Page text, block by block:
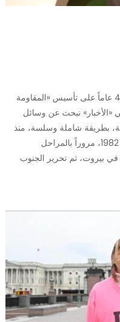
قبل ثلاثة أعوام، وفي أجواء ذكرى مرور 40 عاماً على تأسيس «المقاومة
«الأخبار» نبحث عن وسائل
بطريقة شاملة وسلسة، منذ
نشأتها عقب الاجتياح الإسرائيلي للبنان عام 1982، مروراً بالمراحل
في بيروت، ثم تحرير الجنوب